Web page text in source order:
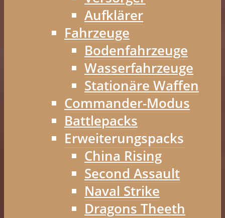
Aufklärer
Fahrzeuge
Bodenfahrzeuge
Wasserfahrzeuge
Stationäre Waffen
Commander-Modus
Battlepacks
Erweiterungspacks
China Rising
Second Assault
Naval Strike
Dragons Theeth